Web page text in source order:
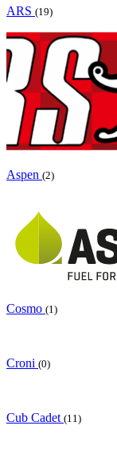
ARS (19)
Aspen (2)
Cosmo (1)
Croni (0)
Cub Cadet (11)